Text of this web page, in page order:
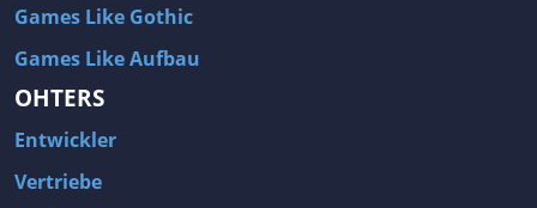
Games Like Gothic
Games Like Aufbau
OHTERS
Entwickler
Vertriebe